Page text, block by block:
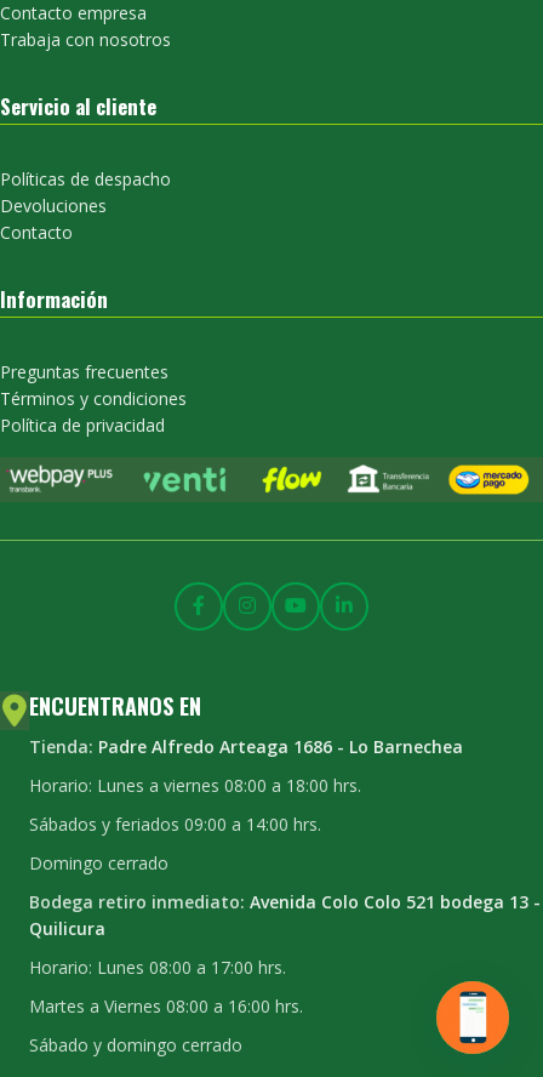
Contacto empresa
Trabaja con nosotros
Servicio al cliente
Políticas de despacho
Devoluciones
Contacto
Información
Preguntas frecuentes
Términos y condiciones
Política de privacidad
ENCUENTRANOS EN
Tienda: Padre Alfredo Arteaga 1686 - Lo Barnechea
Horario: Lunes a viernes 08:00 a 18:00 hrs.
Sábados y feriados 09:00 a 14:00 hrs.
Domingo cerrado
Bodega retiro inmediato: Avenida Colo Colo 521 bodega 13 -
Quilicura
Horario: Lunes 08:00 a 17:00 hrs.
Martes a Viernes 08:00 a 16:00 hrs.
Sábado y domingo cerrado